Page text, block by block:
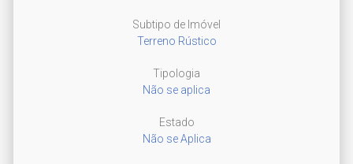
Subtipo de Imóvel
Terreno Rústico
Tipologia
Não se aplica
Estado
Não se Aplica